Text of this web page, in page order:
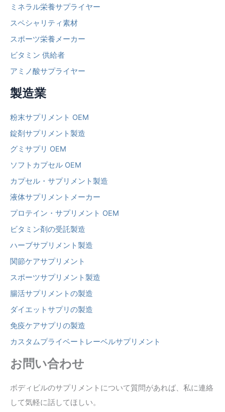
ミネラル栄養サプライヤー
スペシャリティ素材
スポーツ栄養メーカー
ビタミン 供給者
アミノ酸サプライヤー
製造業
粉末サプリメント OEM
錠剤サプリメント製造
グミサプリ OEM
ソフトカプセル OEM
カプセル・サプリメント製造
液体サプリメントメーカー
プロテイン・サプリメント OEM
ビタミン剤の受託製造
ハーブサプリメント製造
関節ケアサプリメント
スポーツサプリメント製造
腸活サプリメントの製造
ダイエットサプリの製造
免疫ケアサプリの製造
カスタムプライベートレーベルサプリメント
お問い合わせ
ボディビルのサプリメントについて質問があれば、私に連絡
して気軽に話してほしい。